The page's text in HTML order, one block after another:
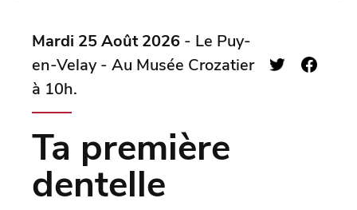
Mardi 25 Août 2026 - Le Puy-
en-Velay - Au Musée Crozatier
à 10h.
Ta première
dentelle